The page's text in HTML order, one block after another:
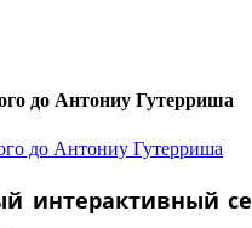
до Антониу Гутерриша
интерактивный